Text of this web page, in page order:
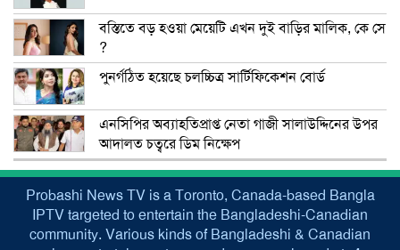
বস্তিতে বড় হওয়া মেয়েটি এখন দুই বাড়ির মালিক, কে সে
?
পুনর্গঠিত হয়েছে চলচ্চিত্র সার্টিফিকেশন বোর্ড
এনসিপির অব্যাহতিপ্রাপ্ত নেতা গাজী সালাউদ্দিনের উপর
আদালত চত্বরে ডিম নিক্ষেপ
Probashi News TV is a Toronto, Canada-based Bangla
IPTV targeted to entertain the Bangladeshi-Canadian
community. Various kinds of Bangladeshi & Canadian